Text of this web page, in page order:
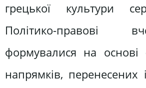
грецької культури
Політико-правові
формувалися на основі
напрямків, перенесених